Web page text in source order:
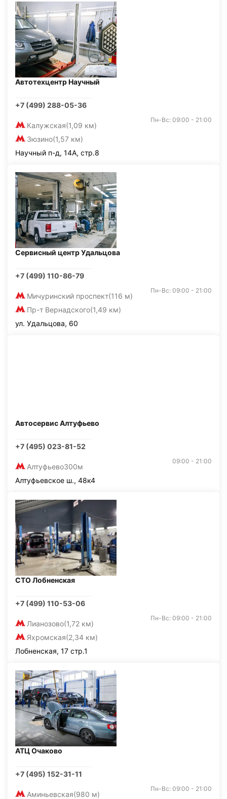
Автотехцентр Научный
+7 (499) 288-05-36
Калужская(1,09 км)
Зюзино(1,57 км)
Пн-Вс: 09:00 - 21:00
Научный п-д, 14А, стр.8
Сервисный центр Удальцова
+7 (499) 110-86-79
Мичуринский проспект(116 м)
Пр-т Вернадского(1,49 км)
Пн-Вс: 09:00 - 21:00
ул. Удальцова, 60
Автосервис Алтуфьево
+7 (495) 023-81-52
Алтуфьево300м
09:00 - 21:00
Алтуфьевское ш., 48к4
СТО Лобненская
+7 (499) 110-53-06
Лианозово(1,72 км)
Яхромская(2,34 км)
Пн-Вс: 09:00 - 21:00
Лобненская, 17 стр.1
АТЦ Очаково
+7 (495) 152-31-11
Аминьевская(980 м)
Пн-Вс: 09:00 - 21:00